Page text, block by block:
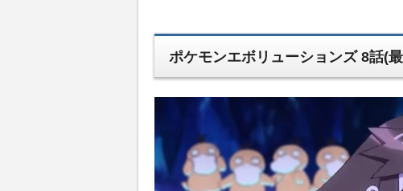
ポケモンエボリューションズ 8話(